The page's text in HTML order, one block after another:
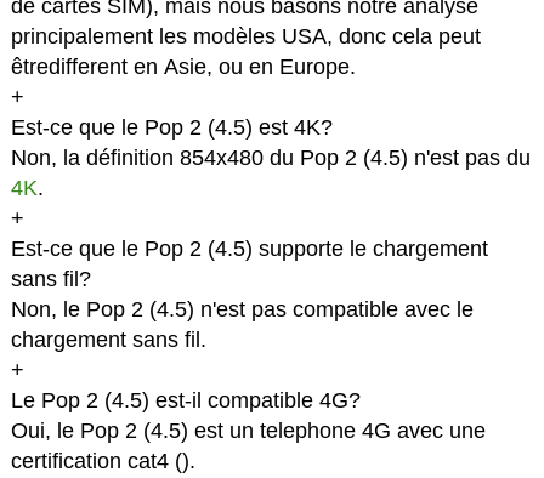
de cartes SIM), mais nous basons notre analyse
principalement les modèles USA, donc cela peut
êtredifferent en Asie, ou en Europe.
+
Est-ce que le Pop 2 (4.5) est 4K?
Non, la définition 854x480 du Pop 2 (4.5) n'est pas du
4K.
+
Est-ce que le Pop 2 (4.5) supporte le chargement
sans fil?
Non, le Pop 2 (4.5) n'est pas compatible avec le
chargement sans fil.
+
Le Pop 2 (4.5) est-il compatible 4G?
Oui, le Pop 2 (4.5) est un telephone 4G avec une
certification cat4 ().